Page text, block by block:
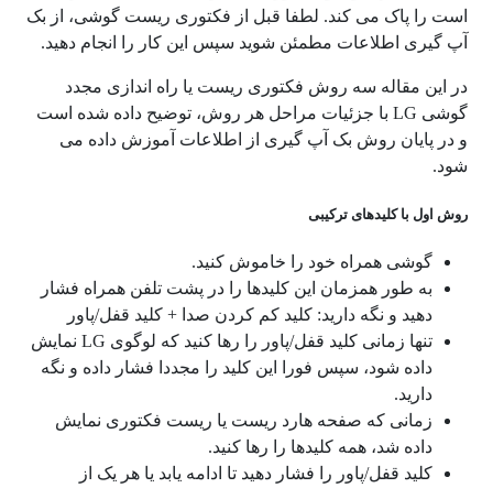
است را پاک می کند. لطفا قبل از فکتوری ریست گوشی، از بک
آپ گیری اطلاعات مطمئن شوید سپس این کار را انجام دهید.
در این مقاله سه روش فکتوری ریست یا راه اندازی مجدد
گوشی LG با جزئیات مراحل هر روش، توضیح داده شده است
و در پایان روش بک آپ گیری از اطلاعات آموزش داده می
شود.
روش اول با کلیدهای ترکیبی
گوشی همراه خود را خاموش کنید.
به طور همزمان این کلیدها را در پشت تلفن همراه فشار
دهید و نگه دارید: کلید کم کردن صدا + کلید قفل/پاور
تنها زمانی کلید قفل/پاور را رها کنید که لوگوی LG نمایش
داده شود، سپس فورا این کلید را مجددا فشار داده و نگه
دارید.
زمانی که صفحه هارد ریست یا ریست فکتوری نمایش
داده شد، همه کلیدها را رها کنید.
کلید قفل/پاور را فشار دهید تا ادامه یابد یا هر یک از